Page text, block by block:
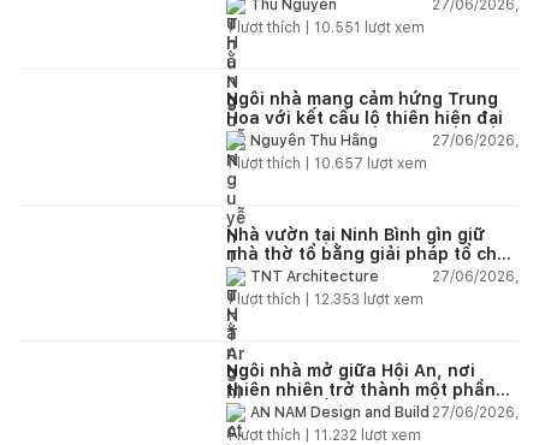
Thu Nguyễn
27/06/2026,
1lượt thích | 10.551 lượt xem
Ngôi nhà mang cảm hứng Trung
Hoa với kết cấu lộ thiên hiện đại
Nguyễn Thu Hằng
27/06/2026,
1lượt thích | 10.657 lượt xem
Nhà vườn tại Ninh Bình gìn giữ
nhà thờ tổ bằng giải pháp tổ chức
lại không gian
TNT Architecture
27/06/2026,
1lượt thích | 12.353 lượt xem
Ngôi nhà mở giữa Hội An, nơi
thiên nhiên trở thành một phần
của cuộc sống
AN NAM Design and Build 27/06/2026,
1lượt thích | 11.232 lượt xem